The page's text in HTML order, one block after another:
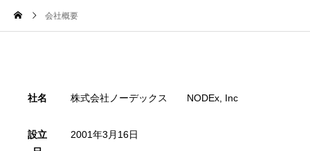
会社概要
社名 株式会社ノーデックス NODEx, Inc
設立
2001年3月16日